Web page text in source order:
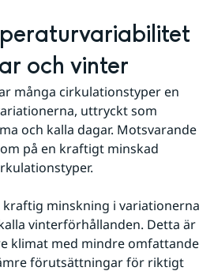
och vinter
många cirkulationstyper en
uttryckt som
och kalla dagar. Motsvarande
på en kraftigt minskad
kraftig minskning i variationerna
vinterförhållanden. Detta är
klimat med mindre omfattande
förutsättningar för riktigt